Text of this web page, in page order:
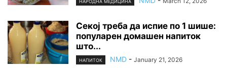
НАРОДНА МЕДИЦИНА
Секој треба да испие по 1 шише:
популарен домашен напиток
што...
НАПИТОК NMD - January 21, 2026